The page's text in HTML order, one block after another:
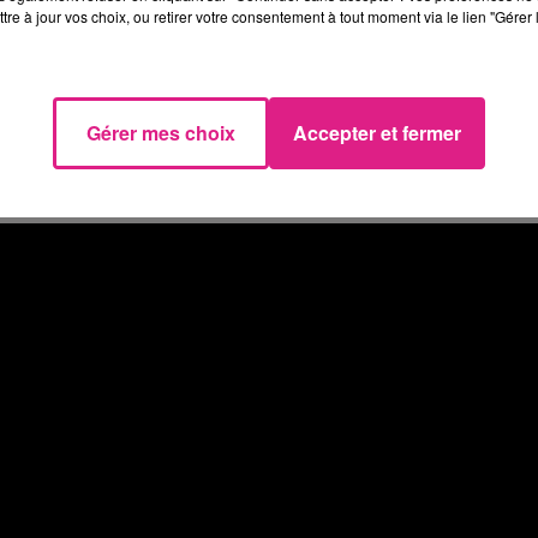
Les commer�ants
de l'enseigne irlandaise
quelques semaines...
à jour vos choix, ou retirer votre consentement à tout moment via le lien
Gérer mes choix Accepter et fermer